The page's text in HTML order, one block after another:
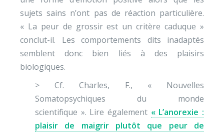
sujets sains n’ont pas de réaction particulière.
« La peur de grossir est un critère caduque »
conclut-il. Les comportements dits inadaptés
semblent donc bien liés à des plaisirs
biologiques.
> Cf. Charles, F., « Nouvelles
Somatopsychiques du monde
scientifique ». Lire également « L’anorexie :
plaisir de maigrir plutôt que peur de